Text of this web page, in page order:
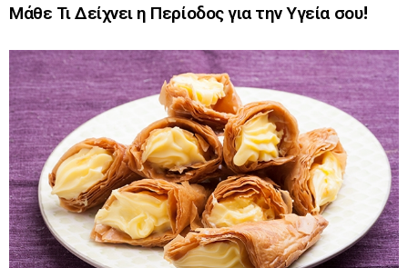
Μάθε Τι Δείχνει η Περίοδος για την Υγεία σου!